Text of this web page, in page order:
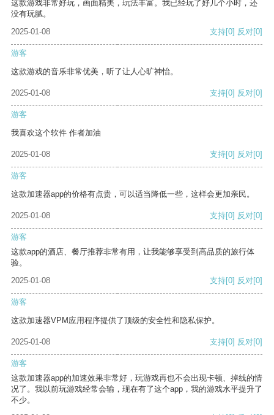
这款游戏非常好玩，画面精美，玩法丰富。我已经玩了好几个小时，还
没有玩腻。
2025-01-08
支持[0] 反对[0]
游客
这款游戏的音乐非常优美，听了让人心旷神怡。
2025-01-08 支持[0] 反对[0]
游客
我喜欢这个软件 作者加油
2025-01-08 支持[0] 反对[0]
游客
这款加速器app的价格有点贵，可以适当降低一些，这样会更加亲民。
2025-01-08 支持[0] 反对[0]
游客
这款app的酒店、餐厅推荐非常有用，让我能够享受到高品质的旅行体
验。
2025-01-08
支持[0] 反对[0]
游客
这款加速器VPM应用程序提供了顶级的安全性和隐私保护。
2025-01-08 支持[0] 反对[0]
游客
这款加速器app的加速效果非常好，玩游戏再也不会出现卡顿、掉线的情
况了。我以前玩游戏经常会输，现在有了这个app，我的游戏水平提升了
不少。